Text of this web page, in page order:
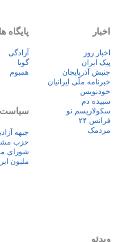
اخبار
اخبار روز
پيک ايران
جنبش آذربایجان
خبرنامه ملّی ایرانیان
خودنویس
سپیده دم
سکولاریسم نو
فرانس ۲۴
مردمک
پایگاه
آزادگی
گویا
همبوم
سیاست
جبهه
حزب
شورای
ملیون
ویدئو